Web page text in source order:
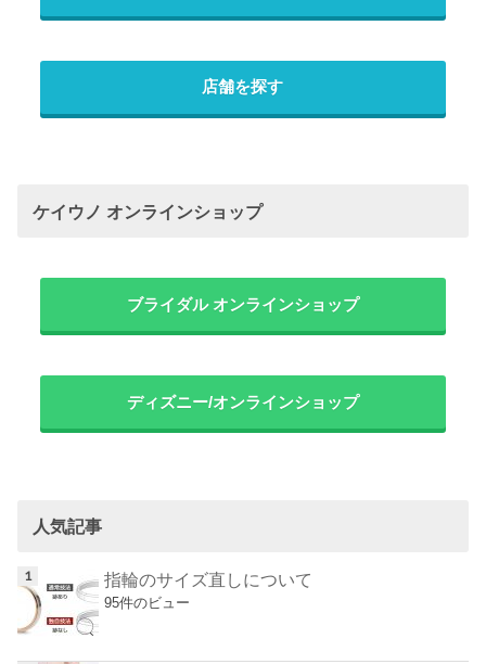
店舗を探す
ケイウノ オンラインショップ
ブライダル オンラインショップ
ディズニー/オンラインショップ
人気記事
指輪のサイズ直しについて
95件のビュー